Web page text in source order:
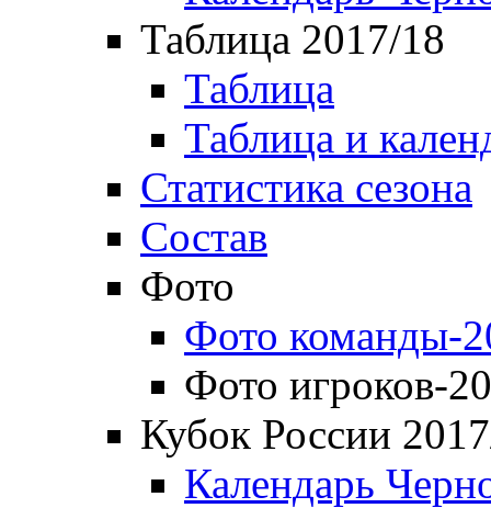
Таблица 2017/18
Таблица
Таблица и
Статистика сезона
Состав
Фото
Фото команды-
Фото игроков-
Кубок России
Календарь